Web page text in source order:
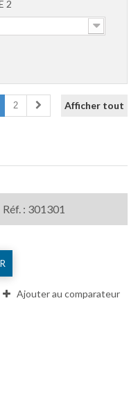
2
Afficher tout
2
Réf. : 301301
Ajouter au comparateur